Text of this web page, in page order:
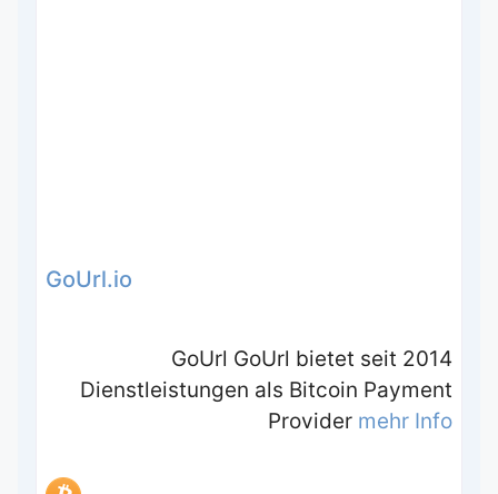
GoUrl.io
GoUrl GoUrl bietet seit 2014
Dienstleistungen als Bitcoin Payment
Provider mehr Info